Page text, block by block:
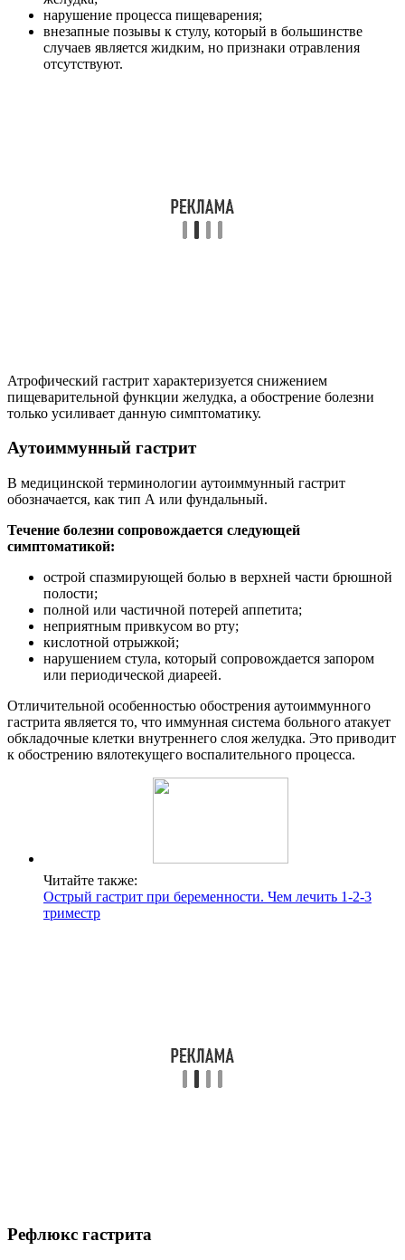
нарушение процесса пищеварения;
внезапные позывы к стулу, который в большинстве
случаев является жидким, но признаки отравления
отсутствуют.
Атрофический гастрит характеризуется снижением
пищеварительной функции желудка, а обострение болезни
только усиливает данную симптоматику.
Аутоиммунный гастрит
В медицинской терминологии аутоиммунный гастрит
обозначается, как тип А или фундальный.
Течение болезни сопровождается следующей
симптоматикой:
острой спазмирующей болью в верхней части брюшной
полости;
полной или частичной потерей аппетита;
неприятным привкусом во рту;
кислотной отрыжкой;
нарушением стула, который сопровождается запором
или периодической диареей.
Отличительной особенностью обострения аутоиммунного
гастрита является то, что иммунная система больного атакует
обкладочные клетки внутреннего слоя желудка. Это приводит
к обострению вялотекущего воспалительного процесса.
Читайте также:
Острый гастрит при беременности. Чем лечить 1-2-3
триместр
Рефлюкс гастрита